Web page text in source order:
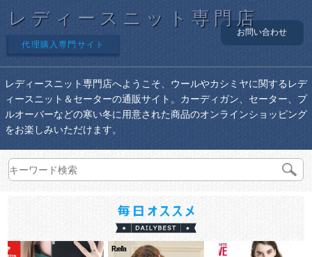
レディースニット専門店
代理購入専門サイト
お問い合わせ
レディースニット専門店へようこそ、ウールやカシミヤに関するレデ
ィースニット＆セーターの通販サイト。カーディガン、セーター、プ
ルオーバーなどの寒い冬に用意された商品のオンラインショッピング
をお楽しみいただけます。